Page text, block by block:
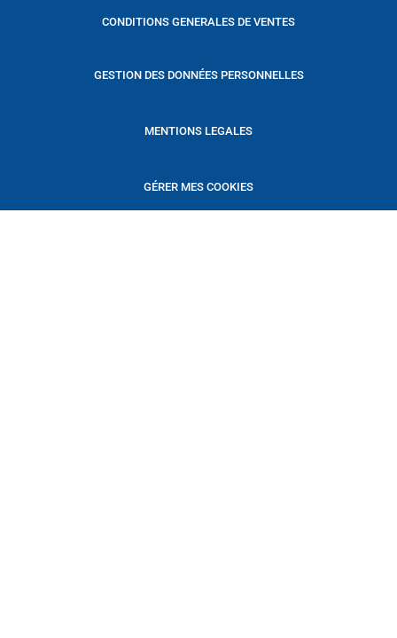
CONDITIONS GENERALES DE VENTES
GESTION DES DONNÉES PERSONNELLES
MENTIONS LEGALES
GÉRER MES COOKIES